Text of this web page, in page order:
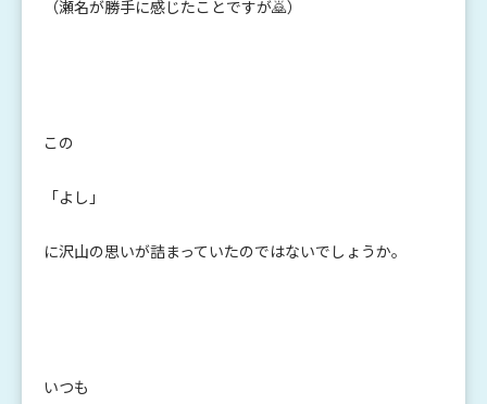
（瀬名が勝手に感じたことですが🙇）
この
「よし」
に沢山の思いが詰まっていたのではないでしょうか。
いつも